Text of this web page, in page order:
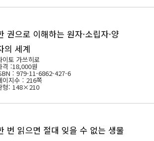
권으로 이해하는 원자·소립자·양
의 세계
이토 가쓰히로
격 :18,000원
: 979-11-6862-427-6
이지수 : 216쪽
형: 148×210
번 읽으면 절대 잊을 수 없는 생물